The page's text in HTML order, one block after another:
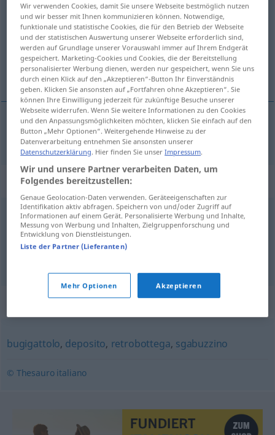
ripostiglio [riposˈtiːʎo]m
Übersicht aller Übersetzungen
(Für mehr Details die Übersetzung anklicken/antippen)
Abstellkammer
Abstellkammerf ripostiglio
Beispielsätze für "ripostiglio"
ricavareun ripostiglio dalsottoscala
denRaumunter derTreppe
Abstellkammer nutzen
Synonyme für "ripostiglio"
bugigattolo, deposito, retrobottega, sgabuzzino
© Thesauro italiano
Wir verwenden Cookies, damit Sie unsere Webseite bestmöglich nutzen
und wir besser mit Ihnen kommunizieren können. Notwendige,
funktionale und statistische Cookies, die für den Betrieb der Webseite
und der statistischen Auswertung unserer Webseite erforderlich sind,
werden auf Grundlage unserer Vorauswahl immer auf Ihrem Endgerät
gespeichert. Marketing-Cookies und Cookies, die der Bereitstellung
personalisierter Werbung dienen, werden nur gespeichert, wenn Sie uns
durch einen Klick auf den „Akzeptieren“-Button Ihr Einverständnis
geben. Klicken Sie ansonsten auf „Fortfahren ohne Akzeptieren“. Sie
können Ihre Einwilligung jederzeit für zukünftige Besuche unserer
Webseite widerrufen. Wenn Sie weitere Informationen zu den Cookies
und den Anpassungsmöglichkeiten möchten, klicken Sie einfach auf den
Button „Mehr Optionen“. Weitergehende Hinweise zu der
Datenverarbeitung entnehmen Sie ansonsten unserer
Datenschutzerklärung. Hier finden Sie unserImpressum.
Wir und unsere Partner verarbeiten Daten, um
Folgendes bereitzustellen:
Genaue Geolocation-Daten verwenden. Geräteeigenschaften zur
Identifikation aktiv abfragen. Speichern von und/oder Zugriff auf
Informationen auf einem Gerät. Personalisierte Werbung und Inhalte,
Messung von Werbung und Inhalten, Zielgruppenforschung und
Entwicklung von Dienstleistungen.
Liste der Partner (Lieferanten)
Mehr Optionen Akzeptieren